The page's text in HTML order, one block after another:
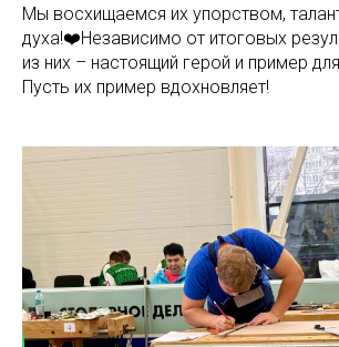
Мы восхищаемся их упорством,
духа!❤️Независимо от итоговых
из них – настоящий герой и пример
Пусть их пример вдохновляет!